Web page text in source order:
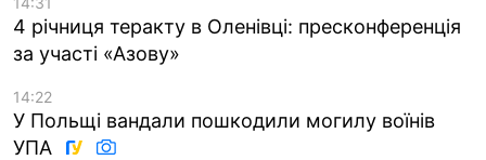
4 річниця теракту в Оленівці: пресконференція
за участі «Азову»
14:22
У Польщі вандали пошкодили могилу воїнів
УПА